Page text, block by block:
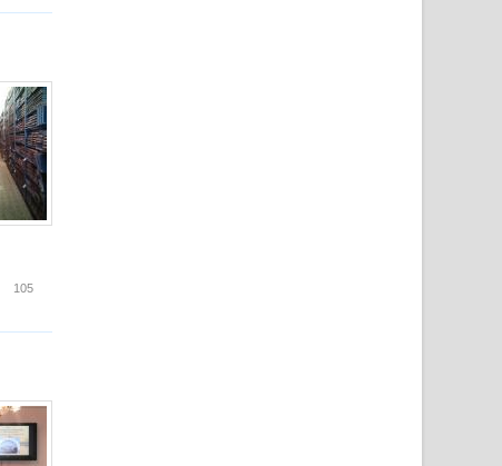
о сокровищах «научки» узнали библиотекари вузов
105